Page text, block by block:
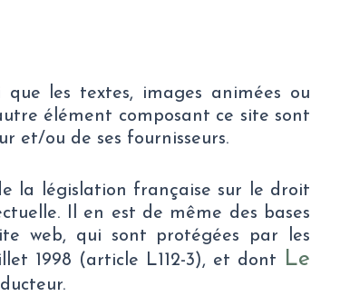
les textes, images animées ou
élément composant ce site sont
et/ou de ses fournisseurs.
la législation française sur le droit
Il en est de même des bases
web, qui sont protégées par les
1998 (article L112-3), et dont Le